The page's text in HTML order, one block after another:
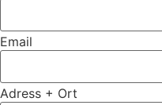
Email
Adress + Ort